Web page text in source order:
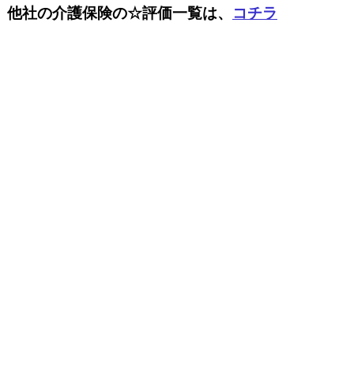
他社の介護保険の☆評価一覧は、 コチラ